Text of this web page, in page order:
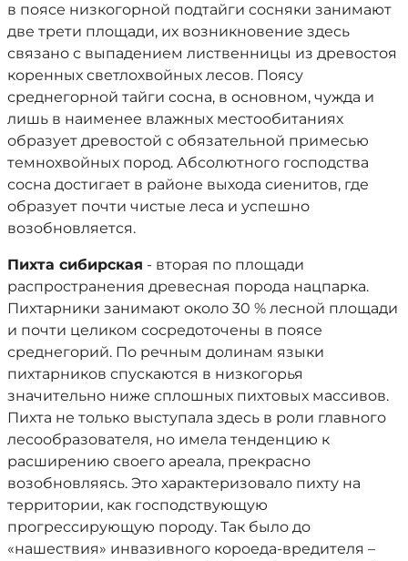
в поясе низкогорной подтайги сосняки занимают
две трети площади, их возникновение здесь
связано с выпадением лиственницы из древостоя
коренных светлохвойных лесов. Поясу
среднегорной тайги сосна, в основном, чужда и
лишь в наименее влажных местообитаниях
образует древостой с обязательной примесью
темнохвойных пород. Абсолютного господства
сосна достигает в районе выхода сиенитов, где
образует почти чистые леса и успешно
возобновляется.
Пихта сибирская - вторая по площади
распространения древесная порода нацпарка.
Пихтарники занимают около 30 % лесной площади
и почти целиком сосредоточены в поясе
среднегорий. По речным долинам языки
пихтарников спускаются в низкогорья
значительно ниже сплошных пихтовых массивов.
Пихта не только выступала здесь в роли главного
лесообразователя, но имела тенденцию к
расширению своего ареала, прекрасно
возобновляясь. Это характеризовало пихту на
территории, как господствующую
прогрессирующую породу. Так было до
«нашествия» инвазивного короеда-вредителя –